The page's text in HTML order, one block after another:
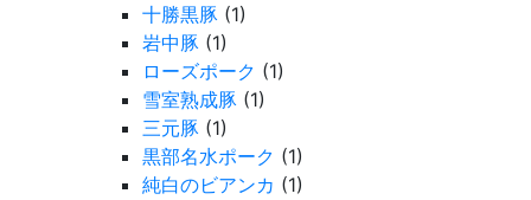
十勝黒豚 (1)
岩中豚 (1)
ローズポーク (1)
雪室熟成豚 (1)
三元豚 (1)
黒部名水ポーク (1)
純白のビアンカ (1)